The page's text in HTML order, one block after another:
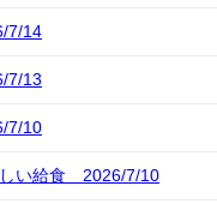
7/14
7/13
7/10
い給食 2026/7/10